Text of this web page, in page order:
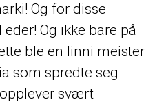
Og for disse
Og ikke bare på
ble en linni meister
som spredte seg
svært